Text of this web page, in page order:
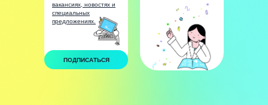
вакансиях, новостях и
специальных
предложениях.
ПОДПИСАТЬСЯ